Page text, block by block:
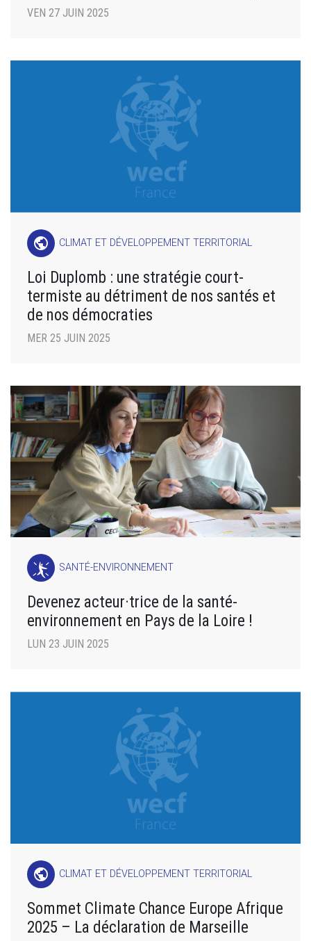
VEN 27 JUIN 2025
public CLIMAT ET DÉVELOPPEMENT TERRITORIAL
Loi Duplomb : une stratégie court-
termiste au détriment de nos santés et
de nos démocraties
MER 25 JUIN 2025
SANTÉ-ENVIRONNEMENT
Devenez acteur·trice de la santé-
environnement en Pays de la Loire !
LUN 23 JUIN 2025
public CLIMAT ET DÉVELOPPEMENT TERRITORIAL
Sommet Climate Chance Europe Afrique
2025 – La déclaration de Marseille